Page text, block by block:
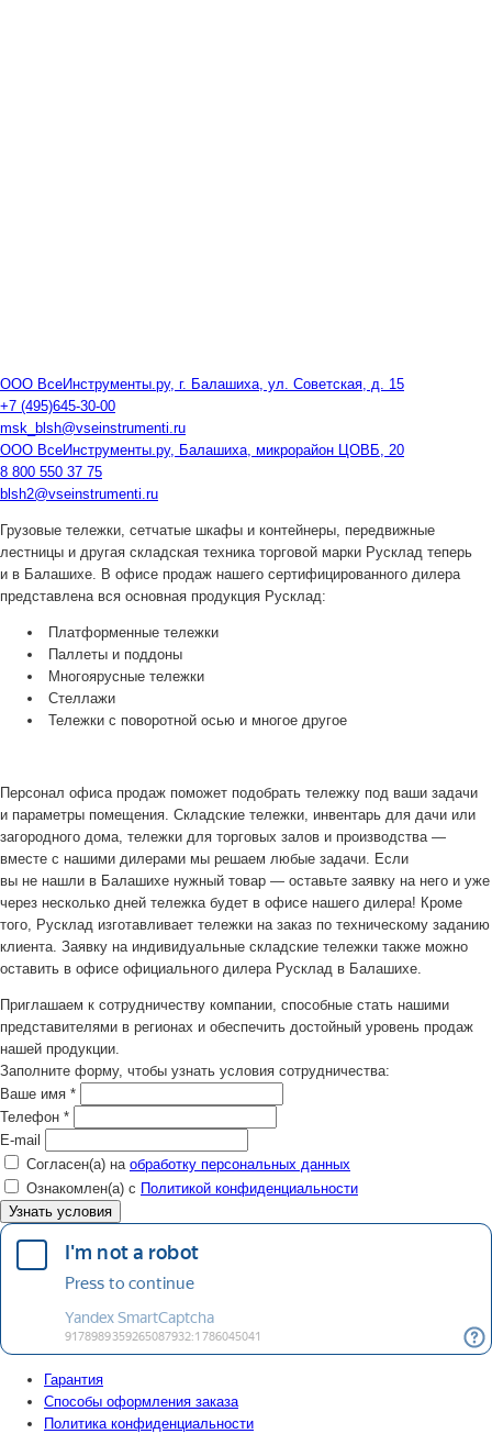
ООО ВсеИнструменты.ру, г. Балашиха, ул. Советская, д. 15
+7 (495)645-30-00
msk_blsh@vseinstrumenti.ru
ООО ВсеИнструменты.ру, Балашиха, микрорайон ЦОВБ, 20
8 800 550 37 75
blsh2@vseinstrumenti.ru
Грузовые тележки, сетчатые шкафы и контейнеры, передвижные
лестницы и другая складская техника торговой марки Русклад теперь
и в Балашихе. В офисе продаж нашего сертифицированного дилера
представлена вся основная продукция Русклад:
Платформенные тележки
Паллеты и поддоны
Многоярусные тележки
Стеллажи
Тележки с поворотной осью и многое другое
Персонал офиса продаж поможет подобрать тележку под ваши задачи
и параметры помещения. Складские тележки, инвентарь для дачи или
загородного дома, тележки для торговых залов и производства —
вместе с нашими дилерами мы решаем любые задачи. Если
вы не нашли в Балашихе нужный товар — оставьте заявку на него и уже
через несколько дней тележка будет в офисе нашего дилера! Кроме
того, Русклад изготавливает тележки на заказ по техническому заданию
клиента. Заявку на индивидуальные складские тележки также можно
оставить в офисе официального дилера Русклад в Балашихе.
Приглашаем к сотрудничеству компании, способные стать нашими
представителями в регионах и обеспечить достойный уровень продаж
нашей продукции.
Заполните форму, чтобы узнать условия сотрудничества:
Ваше имя *
Телефон *
E-mail
Согласен(а) на обработку персональных данных
Ознакомлен(а) с Политикой конфиденциальности
Гарантия
Способы оформления заказа
Политика конфиденциальности